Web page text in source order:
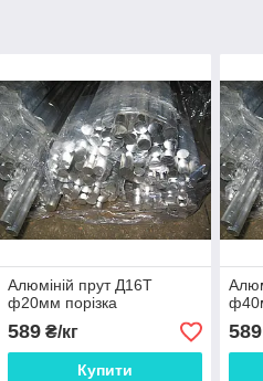
Алюміній прут Д16Т
ф20мм порізка
589₴/кг
Купити
589